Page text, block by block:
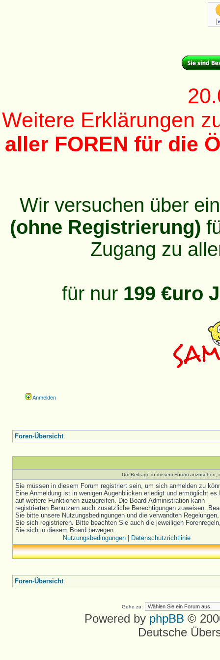
Weitere Erklärungen
aller FOREN für die
Wir versuchen über
(ohne Registrierung)
Zugang zu
für nur 199 €uro
Anmelden
Foren-Übersicht
Um Beiträge in diesem Forum
Sie müssen in diesem Forum registriert sein, um sich anmelden zu
Eine Anmeldung ist in wenigen Augenblicken erledigt und ermöglicht es
auf weitere Funktionen zuzugreifen. Die Board-Administration kann
registrierten Benutzern auch zusätzliche Berechtigungen zuweisen.
Sie bitte unsere Nutzungsbedingungen und die verwandten
Sie sich registrieren. Bitte beachten Sie auch die jeweiligen
Sie sich in diesem Board bewegen.
Nutzungsbedingungen| Datenschutzrichtlinie
Foren-Übersicht
Gehe zu:
Powered by phpBB ©
Deutsche